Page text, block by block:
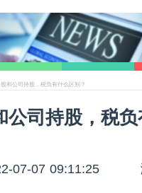
和公司持股，税负有什么区别？
公司持股，税
07-07 09:11:25